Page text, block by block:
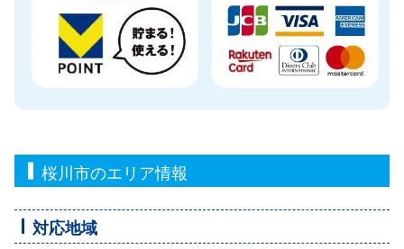
桜川市のエリア情報
対応地域